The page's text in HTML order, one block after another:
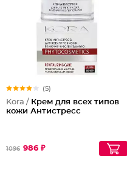
(5)
Kora / Крем для всех типов
кожи Антистресс
1096 986 ₽